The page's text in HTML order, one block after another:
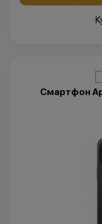
Смартфон